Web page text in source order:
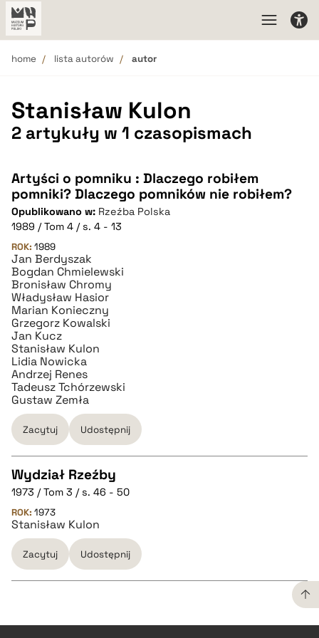
home lista autorów autor
Stanisław Kulon
2 artykuły w 1 czasopismach
Artyści o pomniku : Dlaczego robiłem
pomniki? Dlaczego pomników nie robiłem?
Opublikowano w: Rzeźba Polska
1989 / Tom 4 / s. 4 - 13
ROK: 1989
Jan Berdyszak
Bogdan Chmielewski
Bronisław Chromy
Władysław Hasior
Marian Konieczny
Grzegorz Kowalski
Jan Kucz
Stanisław Kulon
Lidia Nowicka
Andrzej Renes
Tadeusz Tchórzewski
Gustaw Zemła
Zacytuj Udostępnij
pobierz cytat
pobierz cytat
Wydział Rzeźby
1973 / Tom 3 / s. 46 - 50
ROK: 1973
Stanisław Kulon
Zacytuj Udostępnij
CZYSTY TEKST